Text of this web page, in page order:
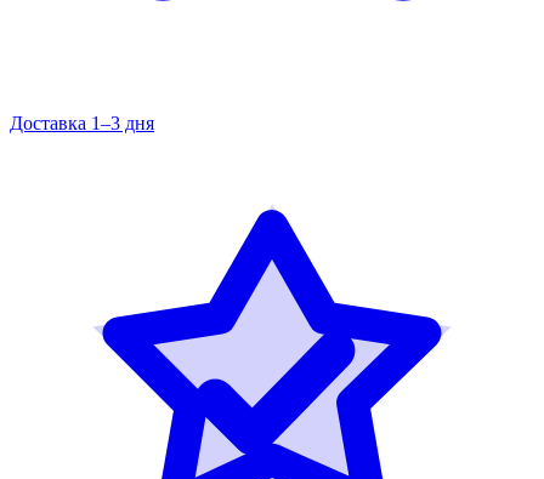
Доставка 1–3 дня